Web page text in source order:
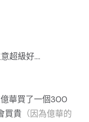
超級好....
華買了一個300
買貴 （因為億華的